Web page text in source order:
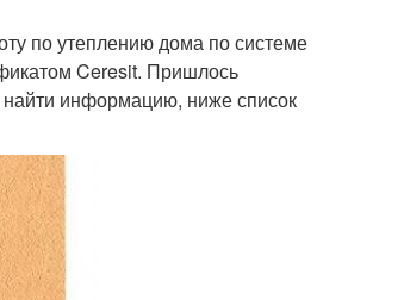
по утеплению дома по системе
Ceresit. Пришлось
найти информацию, ниже список